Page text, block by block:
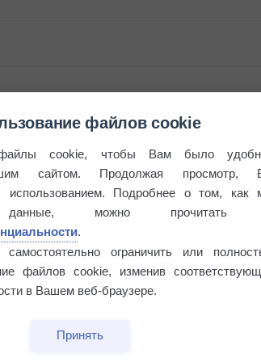
файлов cookie
cookie, чтобы Вам было
сайтом. Продолжая просмотр,
использованием. Подробнее о том, как
данные, можно прочитать
.
ограничить или
файлов cookie, изменив
в Вашем веб-браузере.
Принять